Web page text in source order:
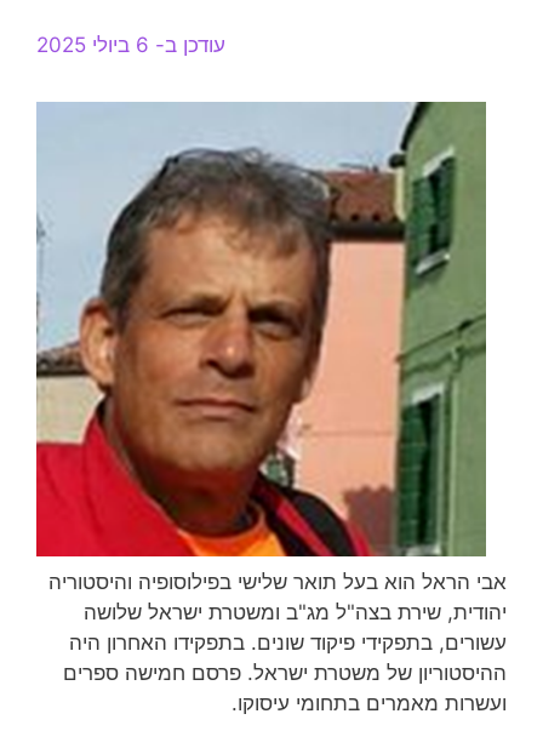
עודכן ב- 6 ביולי 2025
אבי הראל הוא בעל תואר שלישי בפילוסופיה והיסטוריה
יהודית, שירת בצה"ל מג"ב ומשטרת ישראל שלושה
עשורים, בתפקידי פיקוד שונים. בתפקידו האחרון היה
ההיסטוריון של משטרת ישראל. פרסם חמישה ספרים
ועשרות מאמרים בתחומי עיסוקו.